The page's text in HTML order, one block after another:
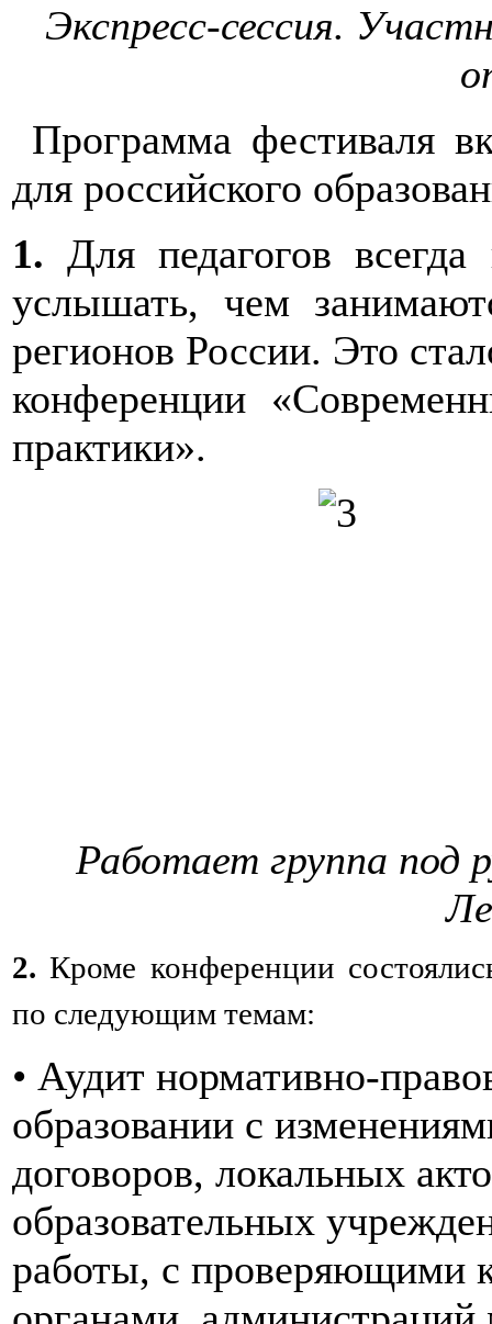
Экспресс-сессия.
Программа фестиваля
для российского
1. Для педагогов
услышать, чем
регионов России. Это
конференции
практики».
Работает группа под
2. Кроме конференции
по следующим темам:
• Аудит нормативно-
образовании с
договоров, локальных
образовательных
работы, с проверяющими